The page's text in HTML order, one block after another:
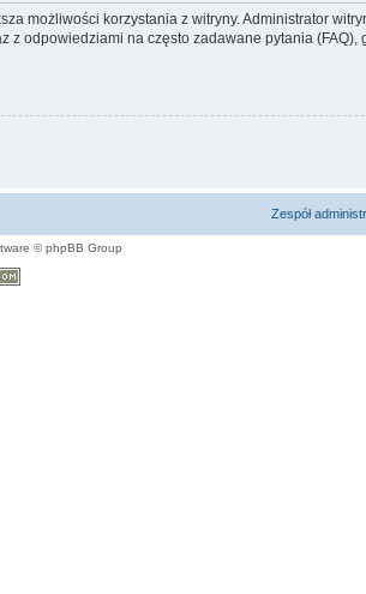
możliwości korzystania z witryny. Administrator
odpowiedziami na często zadawane pytania
Zespół
© phpBB Group